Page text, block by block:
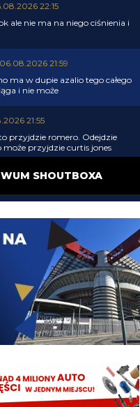
22:15
ale nie ma na niego ciśnienia i
06.08.2026 21:59
ma w dupie azalio tego całego
i nie może
21:55
przyjdzie romero. Odejdzie
może przyjdzie curtis jones
21:54
?XD Nikt budowy nie
xd Oni tylko podmieniają
21:34
Juan Jesus ns obrone a 40mln z
Oaktree. Chyba mamy w
na te okienko.
21:26
SPORT: “Kostic al PSV
il ritorno di Ivan Perisic all’Inter”.
nasi stwierdzili że mamy super
o kij chodzi ?
SHOUTBOXA